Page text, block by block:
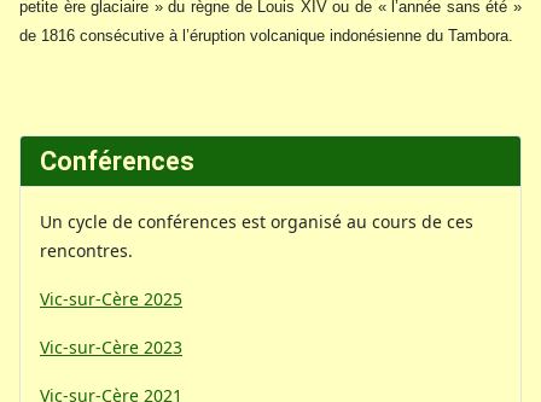
petite ère glaciaire » du règne de Louis XIV ou de « l’année sans été »
de 1816 consécutive à l’éruption volcanique indonésienne du Tambora.
Conférences
Un cycle de conférences est organisé au cours de ces
rencontres.
Vic-sur-Cère 2025
Vic-sur-Cère 2023
Vic-sur-Cère 2021